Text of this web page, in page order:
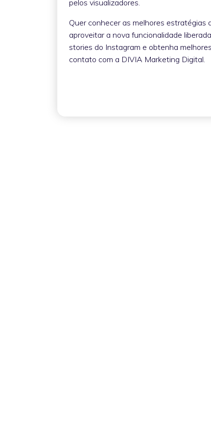
pelos visualizadores.
Quer conhecer as melhores estratégias
aproveitar a nova funcionalidade
stories do Instagram e obtenha
contato com a DIVIA Marketing Digital.